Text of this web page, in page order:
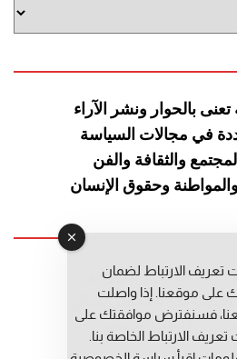
تعنى بالحوار ونشر الآراء
في مجالات السياسة
والثقافة والفن
وحقوق الإنسان
عبد الرحيم التوراني
المساعد: المعطي قبال
فاطمة حوحو
تعريف الارتباط لضمان
على موقعنا. إذا واصلت
فسنفترض موافقتك على
الارتباط الخاصة بنا.